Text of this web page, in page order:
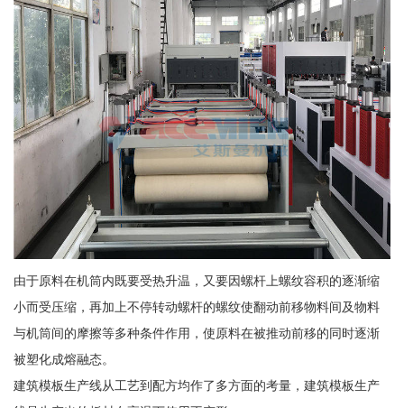
由于原料在机筒内既要受热升温，又要因螺杆上螺纹容积的逐渐缩
小而受压缩，再加上不停转动螺杆的螺纹使翻动前移物料间及物料
与机筒间的摩擦等多种条件作用，使原料在被推动前移的同时逐渐
被塑化成熔融态。
建筑模板生产线从工艺到配方均作了多方面的考量，建筑模板生产